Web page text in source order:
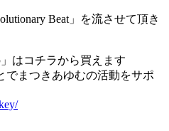
Beat」を流させて頂き
はコチラから買えます
でまつきあゆむの活動をサポ